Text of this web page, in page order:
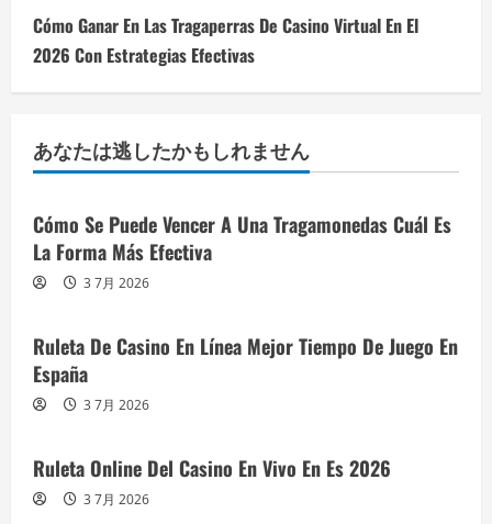
Cómo Ganar En Las Tragaperras De Casino Virtual En El
2026 Con Estrategias Efectivas
あなたは逃したかもしれません
Cómo Se Puede Vencer A Una Tragamonedas Cuál Es
La Forma Más Efectiva
3 7月 2026
Ruleta De Casino En Línea Mejor Tiempo De Juego En
España
3 7月 2026
Ruleta Online Del Casino En Vivo En Es 2026
3 7月 2026